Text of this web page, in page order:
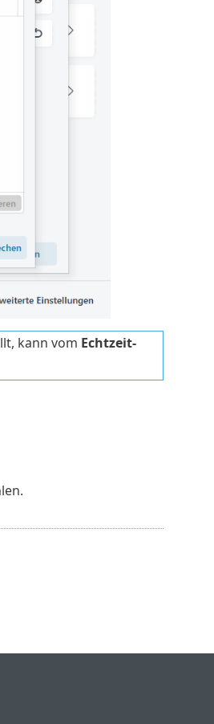
kann vom Echtzeit-